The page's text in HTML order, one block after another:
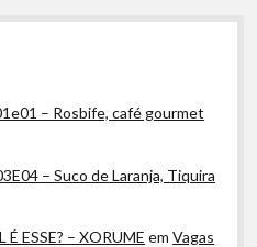
– Rosbife, café gourmet
– Suco de Laranja, Tiquira
ESSE? – XORUME emVagas